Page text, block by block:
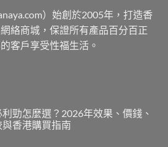
）始創於2005年，打造香
絡商城，保證所有產品百分百正
客戶享受性福生活。
勁怎麼選？2026年效果、價錢、
香港購買指南